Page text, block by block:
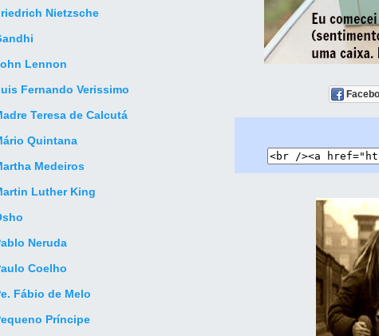
Nietzsche
Lennon
Fernando Verissimo
Teresa de Calcutá
Quintana
Medeiros
Luther King
Neruda
Coelho
Fábio de Melo
Príncipe